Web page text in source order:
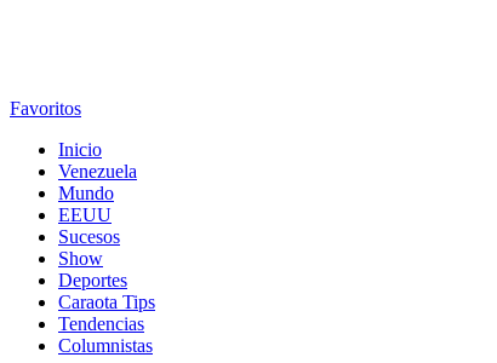
Favoritos
Inicio
Venezuela
Mundo
EEUU
Sucesos
Show
Deportes
Caraota Tips
Tendencias
Columnistas